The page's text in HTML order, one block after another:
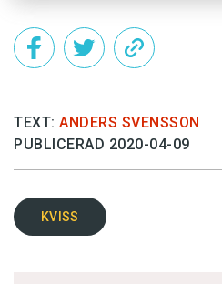
TEXT: ANDERS SVENSSON
PUBLICERAD 2020-04-09
KVISS